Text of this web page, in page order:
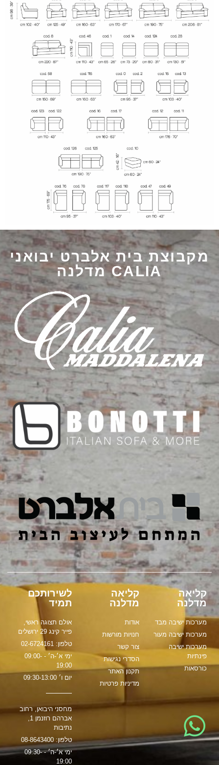
מקבוצת בית אלברט יבואני
CALIA מדלנה
קליאה
מדלנה
מערכות ישיבה מבד
מערכות ישיבה מעור
מערכות ישיבה
פינתיות
כורסאות
קליאה
מדלנה
אודות
חנויות מורשות
צור קשר
הסדרי נגישות
תקנון האתר
מדיניות פרטיות
לשירותכם
תמיד
אולם תצוגה ראשי,
פייר קינג 29 ירושלים
טלפון: 02-6724161
ימי א׳-ה׳ - 09:00-
19:00
יום ו׳ 09:30-13:00
מחסני היבואן, רחוב
אברהם רוזנמן 1,
נתיבות
טלפון: 08-8643400
ימי א׳-ה׳ - 09:30-
19:00